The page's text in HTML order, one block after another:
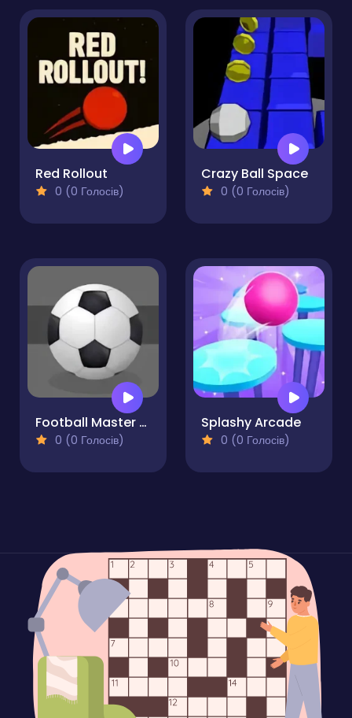
Red Rollout
0 (0 Голосів)
Crazy Ball Space
0 (0 Голосів)
Football Master Arcade
0 (0 Голосів)
Splashy Arcade
0 (0 Голосів)